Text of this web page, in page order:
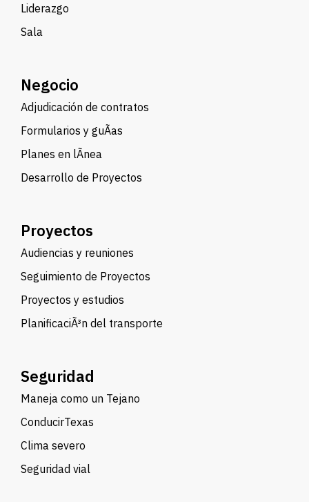
Liderazgo
Sala
Negocio
Adjudicación de contratos
Formularios y guÃ­as
Planes en lÃ­nea
Desarrollo de Proyectos
Proyectos
Audiencias y reuniones
Seguimiento de Proyectos
Proyectos y estudios
PlanificaciÃ³n del transporte
Seguridad
Maneja como un Tejano
ConducirTexas
Clima severo
Seguridad vial